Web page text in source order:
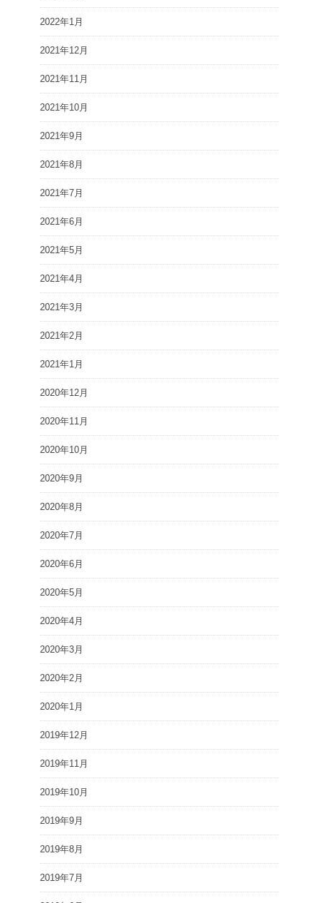
2022年1月
2021年12月
2021年11月
2021年10月
2021年9月
2021年8月
2021年7月
2021年6月
2021年5月
2021年4月
2021年3月
2021年2月
2021年1月
2020年12月
2020年11月
2020年10月
2020年9月
2020年8月
2020年7月
2020年6月
2020年5月
2020年4月
2020年3月
2020年2月
2020年1月
2019年12月
2019年11月
2019年10月
2019年9月
2019年8月
2019年7月